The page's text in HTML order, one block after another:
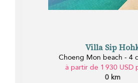
Villa Sip
Choeng Mon beach - 4
à partir de 1 930 USD
0 km